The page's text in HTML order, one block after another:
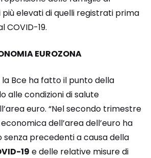
più elevati di quelli registrati prima
COVID-19.
EUROZONA
Bce ha fatto il punto della
alle condizioni di salute
euro. “Nel secondo trimestre
dell’area dell’euro ha
precedenti a causa della
19 e delle relative misure di